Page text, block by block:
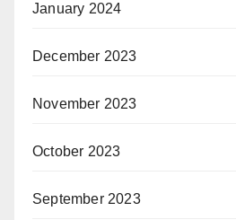
January 2024
December 2023
November 2023
October 2023
September 2023